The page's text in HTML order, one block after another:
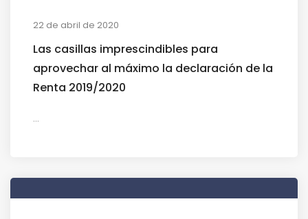
22 de abril de 2020
Las casillas imprescindibles para
aprovechar al máximo la declaración de la
Renta 2019/2020
...